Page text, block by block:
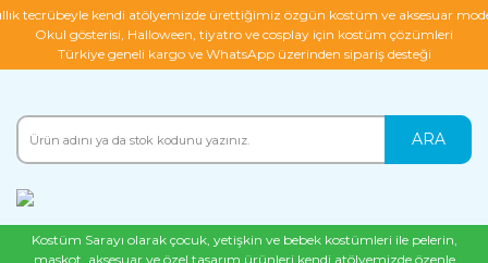
tecrübeyle kendi atölyemizde ürettiğimiz özgün kostüm ve aksesuar
Okul gösterisi, Halloween, tiyatro ve cosplay için kostüm çözümleri
Türkiye geneli kargo ve WhatsApp üzerinden sipariş desteği
ARA
Kostüm Sarayı olarak çocuk, yetişkin ve bebek kostümleri ile pelerin,
maskot, aksesuar ve özel tasarım ürünleri kendi atölyemizde özenle